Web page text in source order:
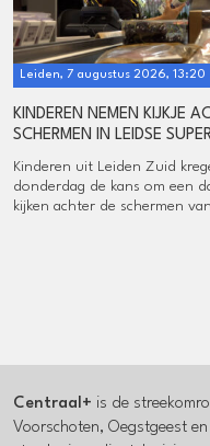
Leiden, 7 augustus 2026, 13:20
KINDEREN NEMEN KIJKJE
SCHERMEN IN LEIDSE
Kinderen uit Leiden Zuid
donderdag de kans om een
kijken achter de schermen
Centraal+ is de
Voorschoten, Oegstgeest